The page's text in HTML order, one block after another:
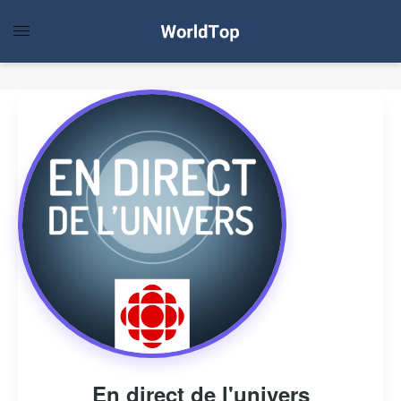
En direct de l'univers